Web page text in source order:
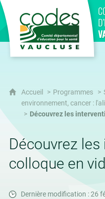
CoDES 84
Accueil Programmes
environnement, cancer :
Découvrez les
Découvrez
colloque en
Dernière modification : 26